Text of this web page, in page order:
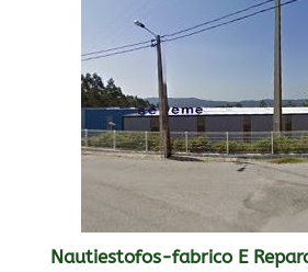
Nautiestofos-fabrico E